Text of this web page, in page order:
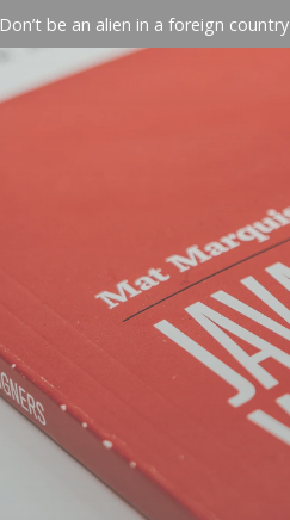
Don’t be an alien in a foreign country